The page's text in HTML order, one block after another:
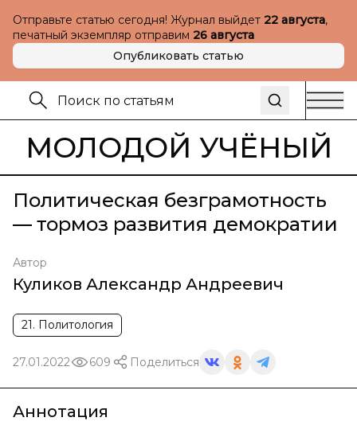
Отправьте статью сегодня! Журнал выйдет 22 августа,
печатный экземпляр отправим 26 августа
Опубликовать статью
МОЛОДОЙ УЧЁНЫЙ
Политическая безграмотность
— тормоз развития демократии
Автор
Куликов Александр Андреевич
21. Политология
27.01.2022 609 Поделиться
Аннотация